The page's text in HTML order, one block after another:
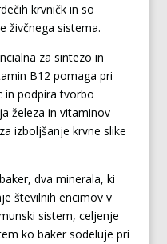
krvničk in so
živčnega sistema.
za sintezo in
B12 pomaga pri
in podpira tvorbo
železa in vitaminov
izboljšanje krvne slike
dva minerala, ki
številnih encimov v
sistem, celjenje
ko baker sodeluje pri